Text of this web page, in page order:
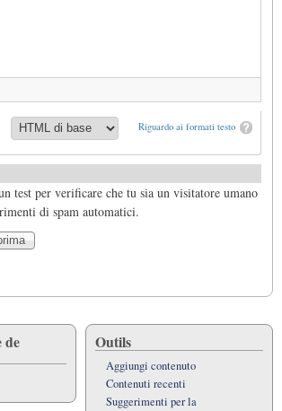
Riguardo ai formati testo
test per verificare che tu sia un visitatore umano
di spam automatici.
de Outils
Aggiungi contenuto
Contenuti recenti
Suggerimenti per la